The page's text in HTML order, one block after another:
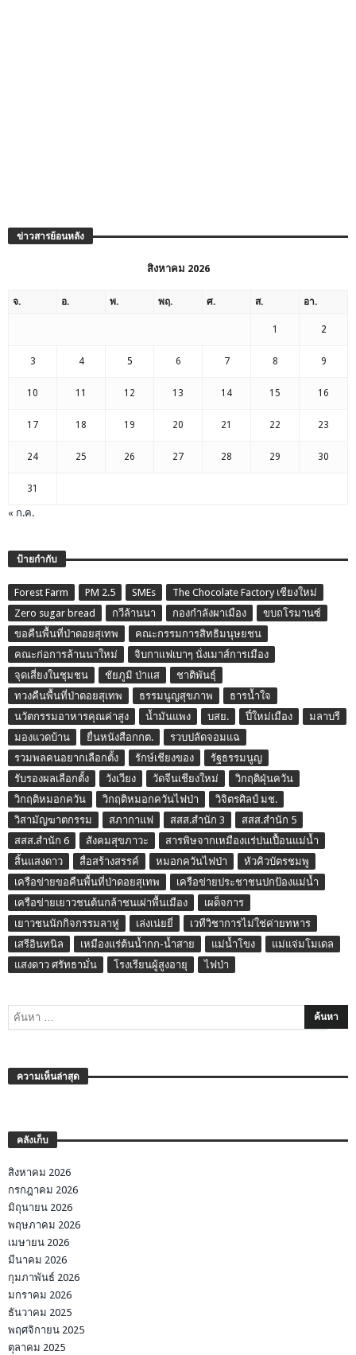
ข่าวสารย้อนหลัง
สิงหาคม 2026
จ. อ. พ. พฤ. ศ. ส. อา.
1 2
3 4 5 6 7 8 9
10 11 12 13 14 15 16
17 18 19 20 21 22 23
24 25 26 27 28 29 30
31
« ก.ค.
ป้ายกำกับ
Forest Farm PM 2.5 SMEs
The Chocolate Factory เชียงใหม่
Zero sugar bread
กวีล้านนา กองกำลังผาเมือง
ขบถโรมานซ์
ขอคืนพื้นที่ป่าดอยสุเทพ
คณะกรรมการสิทธิมนุษยชน
คณะก่อการล้านนาใหม่
จิบกาแฟเบาๆ นั่งเมาส์การเมือง
จุดเสี่ยงในชุมชน
ชัยภูมิ ป่าแส
ชาติพันธุ์
ทวงคืนพื้นที่ป่าดอยสุเทพ
ธรรมนูญสุขภาพ
ธารน้ำใจ
นวัตกรรมอาหารคุณค่าสูง
น้ำมันแพง บสย. ปี๋ใหม่เมือง
มลาบรี
มองแวดบ้าน
ยื่นหนังสือกกต.
รวบปลัดจอมแฉ
รวมพลคนอยากเลือกตั้ง
รักษ์เชียงของ
รัฐธรรมนูญ
รับรองผลเลือกตั้ง
วังเวียง วัดจีนเชียงใหม่
วิกฤติฝุ่นควัน
วิกฤติหมอกควัน
วิกฤติหมอกควันไฟป่า
วิจิตรศิลป์ มช.
วิสามัญฆาตกรรม
สภากาแฟ สสส.สำนัก 3
สสส.สำนัก 5
สสส.สำนัก 6
สังคมสุขภาวะ
สารพิษจากเหมืองแร่ปนเปื้อนแม่น้ำ
สิ้นแสงดาว
สื่อสร้างสรรค์ หมอกควันไฟป่า
หัวคิวบัตรชมพู
เครือข่ายขอคืนพื้นที่ป่าดอยสุเทพ
เครือข่ายประชาชนปกป้องแม่น้ำ
เครือข่ายเยาวชนต้นกล้าชนเผ่าพื้นเมือง
เผด็จการ
เยาวชนนักกิจกรรมลาหู่
เล่งเน่ยยี่
เวทีวิชาการไม่ใช่ค่ายทหาร
เสรีอินทนิล
เหมืองแร่ต้นน้ำกก-น้ำสาย แม่น้ำโขง
แม่แจ่มโมเดล
แสงดาว ศรัทธามั่น
โรงเรียนผู้สูงอายุ ไฟป่า
ความเห็นล่าสุด
คลังเก็บ
สิงหาคม 2026
กรกฎาคม 2026
มิถุนายน 2026
พฤษภาคม 2026
เมษายน 2026
มีนาคม 2026
กุมภาพันธ์ 2026
มกราคม 2026
ธันวาคม 2025
พฤศจิกายน 2025
ตุลาคม 2025